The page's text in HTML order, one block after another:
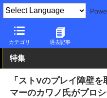
カテゴリ 過去記事
PC Watch 半導体/周辺機器
特集
「ストVのプレイ障壁
マーのカワノ氏がプロ